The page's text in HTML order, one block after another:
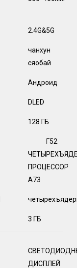
2.4G&5G
чанхун
сяобай
Андроид
DLED
128 ГБ
Г52
ПРОЦЕССОР
A73
3 ГБ
ДИСПЛЕЙ